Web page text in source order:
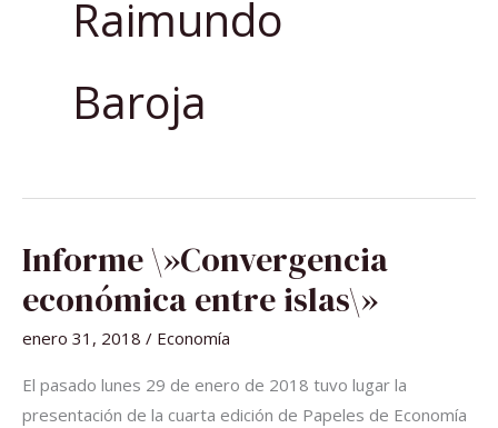
Raimundo
Baroja
Informe \»Convergencia
económica entre islas\»
enero 31, 2018 / Economía
El pasado lunes 29 de enero de 2018 tuvo lugar la
presentación de la cuarta edición de Papeles de Economía
INFORME
\»CONVERGENCIA
ECONÓMICA
ISLAS\»